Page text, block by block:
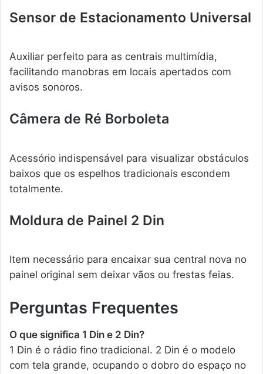
Sensor de Estacionamento Universal
Auxiliar perfeito para as centrais multimídia,
facilitando manobras em locais apertados com
avisos sonoros.
Câmera de Ré Borboleta
Acessório indispensável para visualizar obstáculos
baixos que os espelhos tradicionais escondem
totalmente.
Moldura de Painel 2 Din
Item necessário para encaixar sua central nova no
painel original sem deixar vãos ou frestas feias.
Perguntas Frequentes
O que significa 1 Din e 2 Din?
1 Din é o rádio fino tradicional. 2 Din é o modelo
com tela grande, ocupando o dobro do espaço no